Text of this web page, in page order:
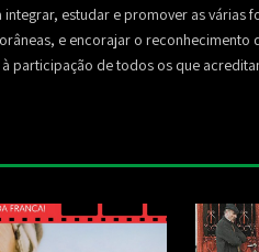
estudar e promover as várias
e encorajar o reconhecimento
participação de todos os que